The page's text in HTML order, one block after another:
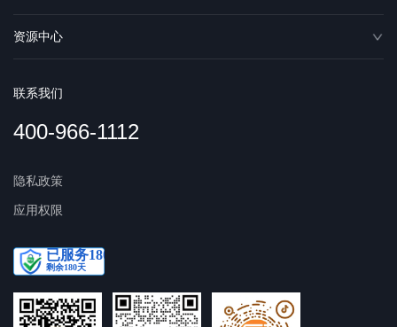
资源中心
联系我们
400-966-1112
隐私政策
应用权限